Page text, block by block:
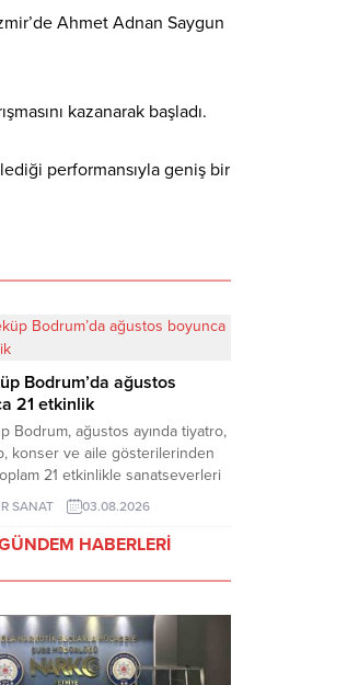
Ahmet Adnan Saygun
kazanarak başladı.
performansıyla geniş bir
Bodrum’da ağustos
21 etkinlik
Bodrum, ağustos ayında tiyatro,
konser ve aile gösterilerinden
21 etkinlikle sanatseverleri
SANAT 03.08.2026
HABERLERİ